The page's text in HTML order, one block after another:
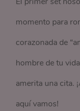
momento para
corazonada de
hombre de tu
amerita una cita.
aquí vamos!